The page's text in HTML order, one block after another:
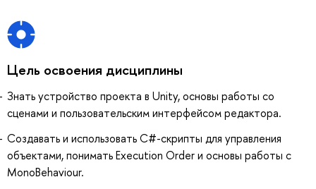
Цель освоения дисциплины
Знать устройство проекта в Unity, основы работы со
сценами и пользовательским интерфейсом редактора.
Создавать и использовать C#-скрипты для управления
объектами, понимать Execution Order и основы работы с
MonoBehaviour.